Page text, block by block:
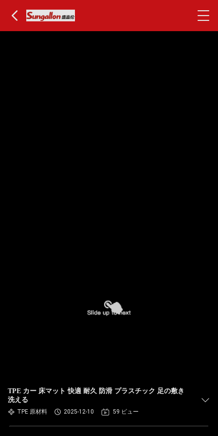
TPE カー 床マット 快適 耐久 防滑 プラスチック 足の敷き
洗える
TPE 原材料 2025-12-10 59 ビュー